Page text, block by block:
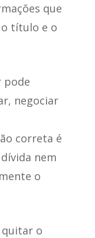
que
título e o
pode
negociar
correta é
nem
o
quitar o